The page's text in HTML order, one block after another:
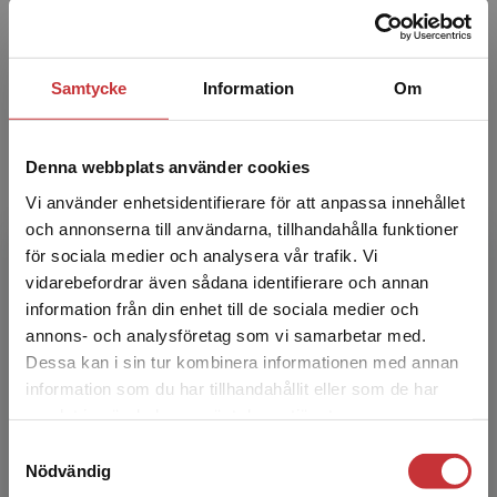
Samtycke Information Om
Denna webbplats använder cookies
Vi använder enhetsidentifierare för att anpassa innehållet
och annonserna till användarna, tillhandahålla funktioner
för sociala medier och analysera vår trafik. Vi
vidarebefordrar även sådana identifierare och annan
information från din enhet till de sociala medier och
annons- och analysföretag som vi samarbetar med.
Dessa kan i sin tur kombinera informationen med annan
information som du har tillhandahållit eller som de har
Nödvändig
Begränsad fraktregion
Det verkar som att du besöker
studentlitteratur.se via en enhet utanför Sverige.
Vi erbjuder inte leveranser utanför Sverige. För
att kunna slutföra ett köp måste
Marie Väfors Fritz
Marie Väfors Fritz är filosofie doktor i psykologi
för hälsa och samhälle vid Malmö universitet.
Ho...
Eva Tiby, professor emerita i kriminologi. Fokus
för lärande och forskning är frågor om